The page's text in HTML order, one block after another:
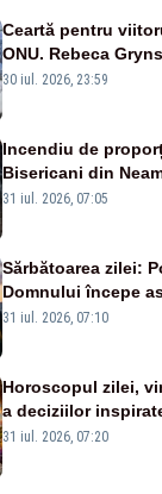
Ceartă pentru
ONU. Rebeca
dar Washingtonul
30 iul. 2026, 23:59
Incendiu de
Bisericani din
găsită carbonizată -
31 iul. 2026, 07:05
Sărbătoarea zilei:
Domnului începe
31 iul. 2026, 07:10
Horoscopul zilei,
a deciziilor
Vezi zodiile vizate
31 iul. 2026, 07:20